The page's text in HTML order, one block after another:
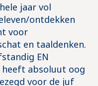
jaar vol
ontdekken
voor
en taaldenken.
EN
heeft absoluut oog
voor de juf